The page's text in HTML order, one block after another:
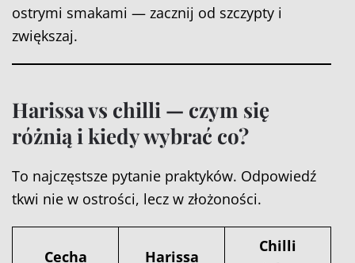
ostrymi smakami — zacznij od szczypty i
zwiększaj.
Harissa vs chilli — czym się
różnią i kiedy wybrać co?
To najczęstsze pytanie praktyków. Odpowiedź
tkwi nie w ostrości, lecz w złożoności.
Cecha Harissa
Chilli